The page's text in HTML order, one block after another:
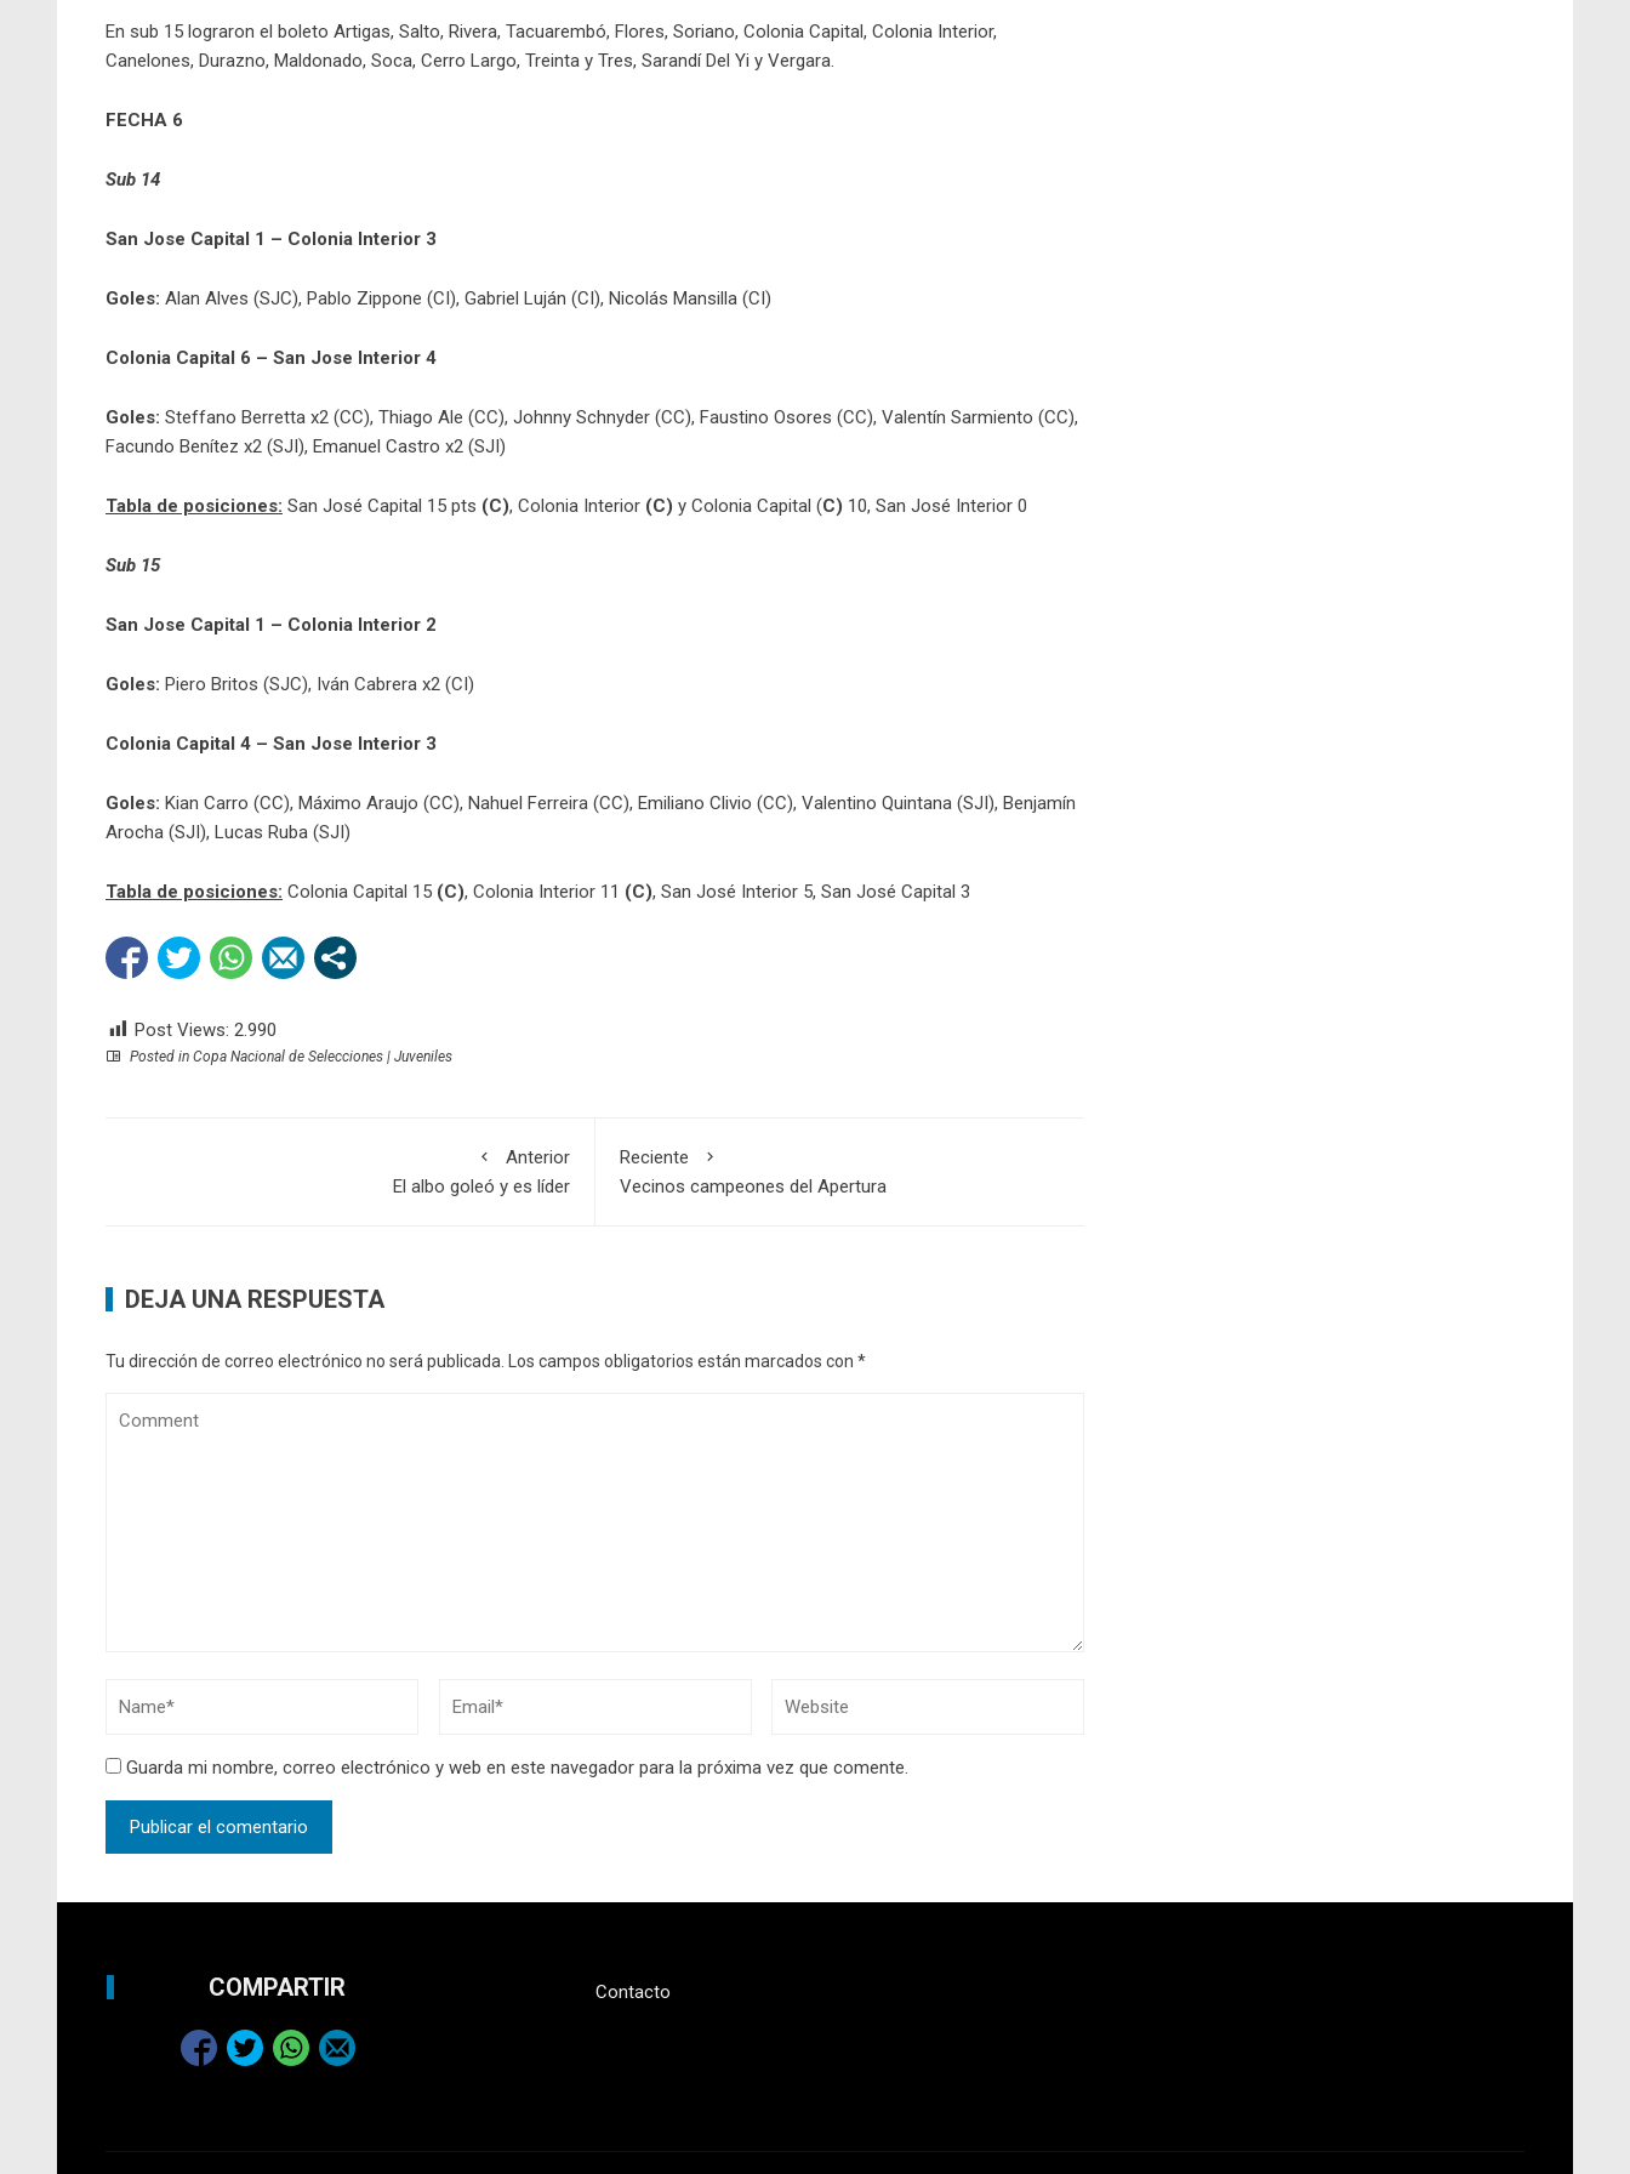
En sub 15 lograron el boleto Artigas, Salto, Rivera, Tacuarembó, Flores, Soriano, Colonia Capital, Colonia Interior,
Canelones, Durazno, Maldonado, Soca, Cerro Largo, Treinta y Tres, Sarandí Del Yi y Vergara.
FECHA 6
Sub 14
San Jose Capital 1 – Colonia Interior 3
Goles: Alan Alves (SJC), Pablo Zippone (CI), Gabriel Luján (CI), Nicolás Mansilla (CI)
Colonia Capital 6 – San Jose Interior 4
Goles: Steffano Berretta x2 (CC), Thiago Ale (CC), Johnny Schnyder (CC), Faustino Osores (CC), Valentín Sarmiento (CC),
Facundo Benítez x2 (SJI), Emanuel Castro x2 (SJI)
Tabla de posiciones: San José Capital 15 pts (C), Colonia Interior (C) y Colonia Capital (C) 10, San José Interior 0
Sub 15
San Jose Capital 1 – Colonia Interior 2
Goles: Piero Britos (SJC), Iván Cabrera x2 (CI)
Colonia Capital 4 – San Jose Interior 3
Goles: Kian Carro (CC), Máximo Araujo (CC), Nahuel Ferreira (CC), Emiliano Clivio (CC), Valentino Quintana (SJI), Benjamín
Arocha (SJI), Lucas Ruba (SJI)
Tabla de posiciones: Colonia Capital 15 (C), Colonia Interior 11 (C), San José Interior 5, San José Capital 3
Post Views: 2.990
Posted in Copa Nacional de Selecciones | Juveniles
Anterior
El albo goleó y es líder
Reciente
Vecinos campeones del Apertura
DEJA UNA RESPUESTA
Tu dirección de correo electrónico no será publicada. Los campos obligatorios están marcados con *
Guarda mi nombre, correo electrónico y web en este navegador para la próxima vez que comente.
COMPARTIR Contacto